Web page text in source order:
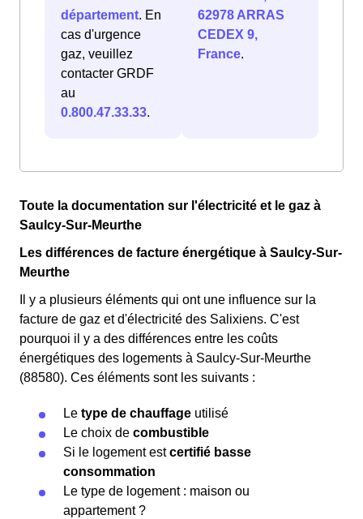
département. En
cas d'urgence
gaz, veuillez
contacter GRDF
au
0.800.47.33.33.
62978 ARRAS
CEDEX 9,
France.
Toute la documentation sur l'électricité et le gaz à
Saulcy-Sur-Meurthe
Les différences de facture énergétique à Saulcy-Sur-
Meurthe
Il y a plusieurs éléments qui ont une influence sur la
facture de gaz et d'électricité des Salixiens. C'est
pourquoi il y a des différences entre les coûts
énergétiques des logements à Saulcy-Sur-Meurthe
(88580). Ces éléments sont les suivants :
Le type de chauffage utilisé
Le choix de combustible
Si le logement estcertifié basse
consommation
Le type de logement : maison ou
appartement ?